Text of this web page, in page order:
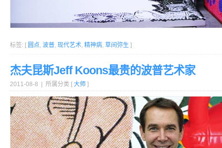
标签: [ 圆点, 波普, 现代艺术, 精神病, 草间弥生 ]
杰夫昆斯Jeff Koons最贵的波普艺术家
2011-08-8 | 所属分类 [ 大师 ]